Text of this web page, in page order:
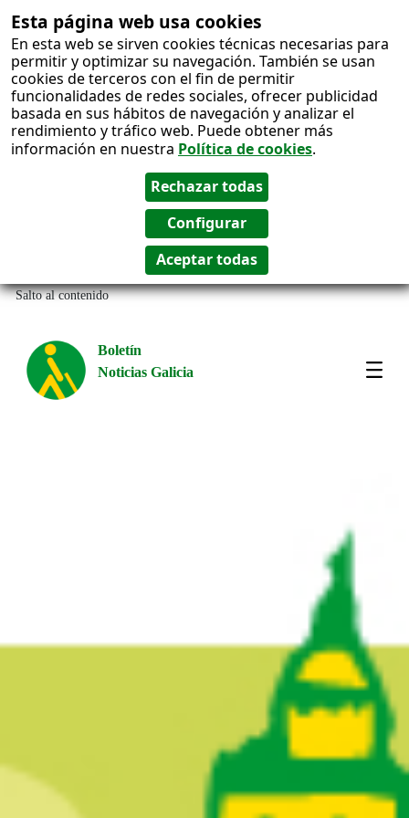
Esta página web usa cookies
En esta web se sirven cookies técnicas necesarias para
permitir y optimizar su navegación. También se usan
cookies de terceros con el fin de permitir
funcionalidades de redes sociales, ofrecer publicidad
basada en sus hábitos de navegación y analizar el
rendimiento y tráfico web. Puede obtener más
información en nuestra Política de cookies.
Salto al contenido
Boletín
Noticias Galicia